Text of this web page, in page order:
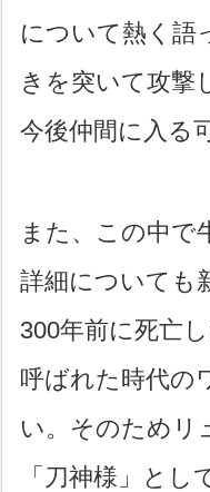
について熱く語
きを突いて攻撃
今後仲間に入る
また、この中で
詳細についても
300年前に死亡
呼ばれた時代の
い。そのためリ
「刀神様」と